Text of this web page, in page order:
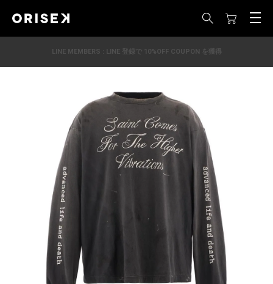
LINE MEMBERS : LINE 登録で 10%OFF COUPON を獲得